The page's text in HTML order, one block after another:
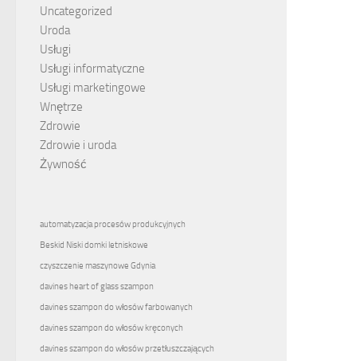
Uncategorized
Uroda
Usługi
Usługi informatyczne
Usługi marketingowe
Wnętrze
Zdrowie
Zdrowie i uroda
Żywność
automatyzacja procesów produkcyjnych
Beskid Niski domki letniskowe
czyszczenie maszynowe Gdynia
davines heart of glass szampon
davines szampon do włosów farbowanych
davines szampon do włosów kręconych
davines szampon do włosów przetłuszczających